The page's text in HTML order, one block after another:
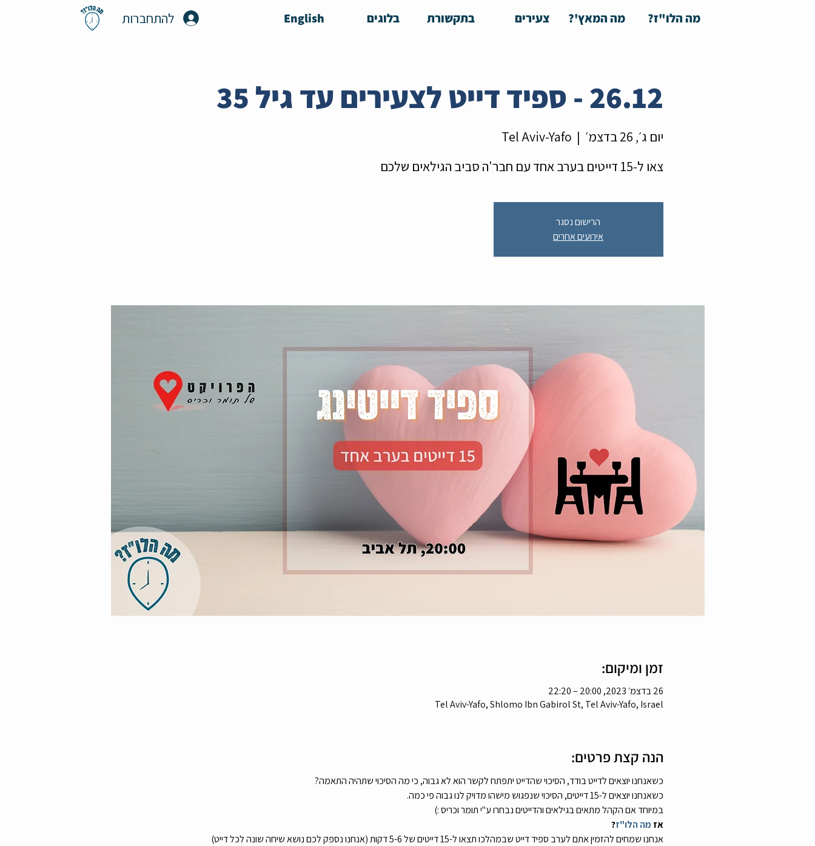
מה הלו"ז? מה המאץ'? צעירים בתקשורת בלוגים English להתחברות
26.12 - ספיד דייט לצעירים עד גיל 35
יום ג׳, 26 בדצמ׳
  |
Tel Aviv-Yafo
צאו ל-15 דייטים בערב אחד עם חבר'ה סביב הגילאים שלכם
הרישום נסגר
אירועים אחרים
זמן ומיקום:
26 בדצמ׳ 2023, 20:00 – 22:20
Tel Aviv-Yafo, Shlomo Ibn Gabirol St, Tel Aviv-Yafo, Israel
הנה קצת פרטים:
כשאנחנו יוצאים לדייט בודד, הסיכוי שהדייט יתפתח לקשר הוא לא גבוה, כי מה הסיכוי שתהיה התאמה?
כשאנחנו יוצאים ל-15 דייטים, הסיכוי שנפגוש מישהו מדויק לנו גבוה פי כמה.
במיוחד אם הקהל מתאים בגילאים והדייטים נבחרו ע"י תומר וכריס :)
אז מה הלו"ז?
אנחנו שמחים להזמין אתם לערב ספיד דייט שבמהלכו תצאו ל-15 דייטים של 5-6 דקות (אנחנו נספק לכם נושא שיחה שונה לכל דייט)